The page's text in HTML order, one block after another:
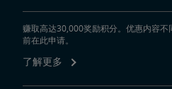
影响，并展望未来。
户外活动
Northeast Regional
体验您喜爱的宁静或刺激的户外探险活
赚取高达30,000奖励积分。优惠内容不
前在此申请。
了解更多